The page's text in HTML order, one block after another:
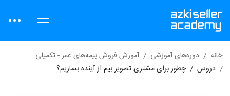
خانه دوره‌های آموزشی
آموزش فروش بیمه‌های عمر - تکمیلی
دروس
چطور برای مشتری تصویر بیم از آینده بسازیم؟